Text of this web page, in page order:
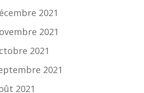
2021
2021
2021
2021
2021